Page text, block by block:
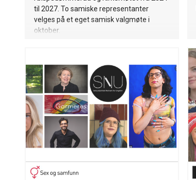
til 2027. To samiske representanter
velges på et eget samisk valgmøte i
oktober.